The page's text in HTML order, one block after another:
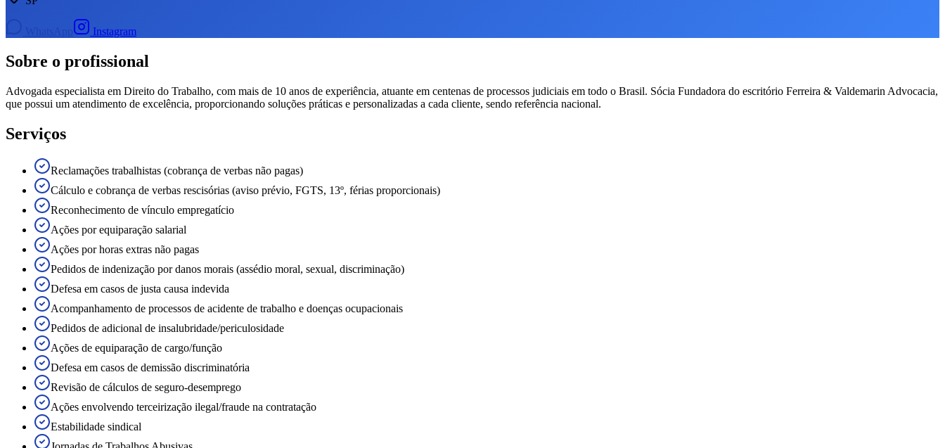
Instagram
Sobre o profissional
Advogada especialista em Direito do Trabalho, com mais de 10 anos de experiência, atuante em centenas de processos judiciais em todo o Brasil. Sócia Fundadora do escritório Ferreira & Valdemarin Advocacia,
que possui um atendimento de excelência, proporcionando soluções práticas e personalizadas a cada cliente, sendo referência nacional.
Serviços
Reclamações trabalhistas (cobrança de verbas não pagas)
Cálculo e cobrança de verbas rescisórias (aviso prévio, FGTS, 13º, férias proporcionais)
Reconhecimento de vínculo empregatício
Ações por equiparação salarial
Ações por horas extras não pagas
Pedidos de indenização por danos morais (assédio moral, sexual, discriminação)
Defesa em casos de justa causa indevida
Acompanhamento de processos de acidente de trabalho e doenças ocupacionais
Pedidos de adicional de insalubridade/periculosidade
Ações de equiparação de cargo/função
Defesa em casos de demissão discriminatória
Revisão de cálculos de seguro-desemprego
Ações envolvendo terceirização ilegal/fraude na contratação
Estabilidade sindical